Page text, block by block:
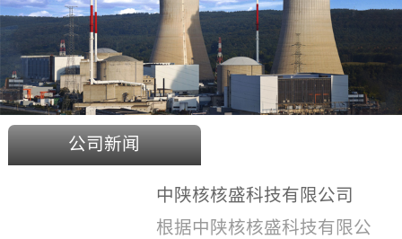
公司新闻
中陕核核盛科技有限公司
2025年度招聘公告
根据中陕核核盛科技有限公